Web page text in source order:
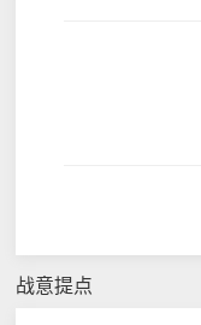
战意提点